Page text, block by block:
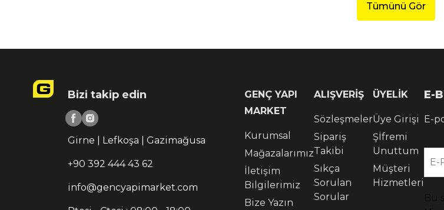
Tümünü Gör
Bizi takip edin
Girne | Lefkoşa | Gazimağusa
+90 392 444 43 62
info@gencyapimarket.com
GENÇ YAPI
MARKET
Kurumsal
Mağazalarımız
İletişim
Bilgilerimiz
Bize Yazın
ALIŞVERİŞ
Sözleşmeler
Sipariş
Takibi
Sıkça
Sorulan
Sorular
ÜYELİK
Üye Girişi
Şİfremi
Unuttum
Müşteri
Hizmetleri
E-
E-
E-